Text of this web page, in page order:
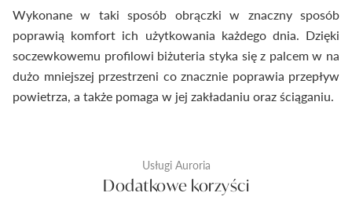
Wykonane w taki sposób obrączki w znaczny sposób
poprawią komfort ich użytkowania każdego dnia. Dzięki
soczewkowemu profilowi biżuteria styka się z palcem w na
dużo mniejszej przestrzeni co znacznie poprawia przepływ
powietrza, a także pomaga w jej zakładaniu oraz ściąganiu.
Usługi Auroria
Dodatkowe korzyści